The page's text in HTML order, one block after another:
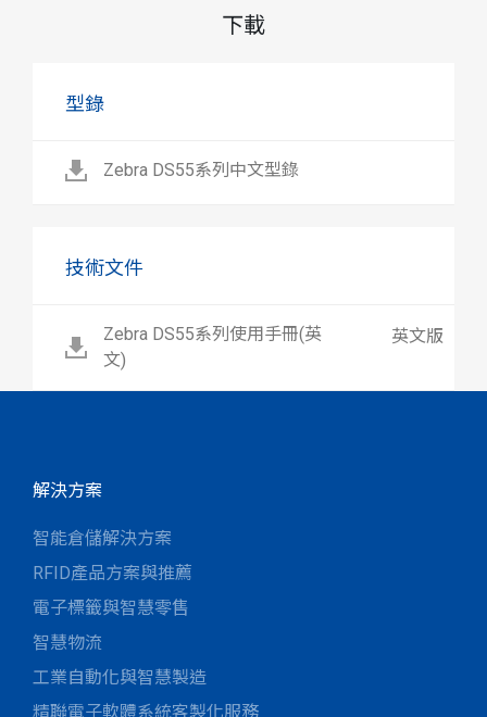
下載
型錄
Zebra DS55系列中文型錄
技術文件
Zebra DS55系列使用手冊(英
文)
英文版
解決方案
智能倉儲解決方案
RFID產品方案與推薦
電子標籤與智慧零售
智慧物流
工業自動化與智慧製造
精聯電子軟體系統客製化服務